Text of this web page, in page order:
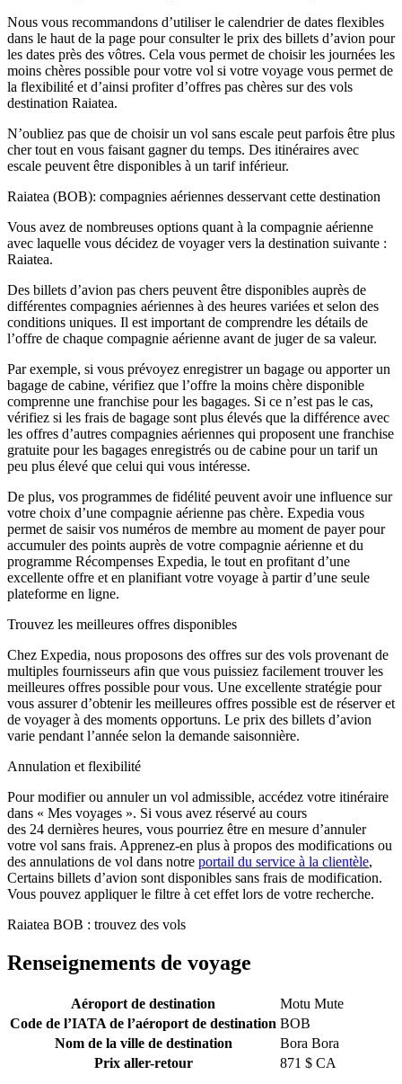
Nous vous recommandons d’utiliser le calendrier de dates flexibles
dans le haut de la page pour consulter le prix des billets d’avion pour
les dates près des vôtres. Cela vous permet de choisir les journées les
moins chères possible pour votre vol si votre voyage vous permet de
la flexibilité et d’ainsi profiter d’offres pas chères sur des vols
destination Raiatea.
N’oubliez pas que de choisir un vol sans escale peut parfois être plus
cher tout en vous faisant gagner du temps. Des itinéraires avec
escale peuvent être disponibles à un tarif inférieur.
Raiatea (BOB): compagnies aériennes desservant cette destination
Vous avez de nombreuses options quant à la compagnie aérienne
avec laquelle vous décidez de voyager vers la destination suivante :
Raiatea.
Des billets d’avion pas chers peuvent être disponibles auprès de
différentes compagnies aériennes à des heures variées et selon des
conditions uniques. Il est important de comprendre les détails de
l’offre de chaque compagnie aérienne avant de juger de sa valeur.
Par exemple, si vous prévoyez enregistrer un bagage ou apporter un
bagage de cabine, vérifiez que l’offre la moins chère disponible
comprenne une franchise pour les bagages. Si ce n’est pas le cas,
vérifiez si les frais de bagage sont plus élevés que la différence avec
les offres d’autres compagnies aériennes qui proposent une franchise
gratuite pour les bagages enregistrés ou de cabine pour un tarif un
peu plus élevé que celui qui vous intéresse.
De plus, vos programmes de fidélité peuvent avoir une influence sur
votre choix d’une compagnie aérienne pas chère. Expedia vous
permet de saisir vos numéros de membre au moment de payer pour
accumuler des points auprès de votre compagnie aérienne et du
programme Récompenses Expedia, le tout en profitant d’une
excellente offre et en planifiant votre voyage à partir d’une seule
plateforme en ligne.
Trouvez les meilleures offres disponibles
Chez Expedia, nous proposons des offres sur des vols provenant de
multiples fournisseurs afin que vous puissiez facilement trouver les
meilleures offres possible pour vous. Une excellente stratégie pour
vous assurer d’obtenir les meilleures offres possible est de réserver et
de voyager à des moments opportuns. Le prix des billets d’avion
varie pendant l’année selon la demande saisonnière.
Annulation et flexibilité
Pour modifier ou annuler un vol admissible, accédez votre itinéraire
dans « Mes voyages ». Si vous avez réservé au cours
des 24 dernières heures, vous pourriez être en mesure d’annuler
votre vol sans frais. Apprenez-en plus à propos des modifications ou
des annulations de vol dans notre portail du service à la clientèle,
Certains billets d’avion sont disponibles sans frais de modification.
Vous pouvez appliquer le filtre à cet effet lors de votre recherche.
Raiatea BOB : trouvez des vols
Renseignements de voyage
Aéroport de destination
Motu Mute
Code de l’IATA de l’aéroport de destination BOB
Nom de la ville de destination
Bora Bora
Prix aller-retour
871 $ CA